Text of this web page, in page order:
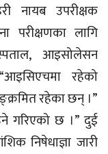
नायब उपरीक्षक
परीक्षणका लागि
आइसोलेसन
रहेको
रहेका छन् ।”
गरिएको छ ।” दुई
निषेधाज्ञा जारी